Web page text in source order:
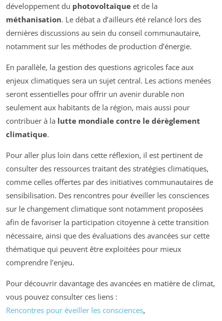
développement du photovoltaïque et de la
méthanisation. Le débat a d’ailleurs été relancé lors des
dernières discussions au sein du conseil communautaire,
notamment sur les méthodes de production d’énergie.
En parallèle, la gestion des questions agricoles face aux
enjeux climatiques sera un sujet central. Les actions menées
seront essentielles pour offrir un avenir durable non
seulement aux habitants de la région, mais aussi pour
contribuer à la lutte mondiale contre le dérèglement
climatique.
Pour aller plus loin dans cette réflexion, il est pertinent de
consulter des ressources traitant des stratégies climatiques,
comme celles offertes par des initiatives communautaires de
sensibilisation. Des rencontres pour éveiller les consciences
sur le changement climatique sont notamment proposées
afin de favoriser la participation citoyenne à cette transition
nécessaire, ainsi que des évaluations des avancées sur cette
thématique qui peuvent être exploitées pour mieux
comprendre l’enjeu.
Pour découvrir davantage des avancées en matière de climat,
vous pouvez consulter ces liens :
Rencontres pour éveiller les consciences,